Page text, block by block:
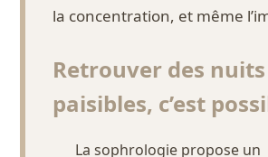
la concentration, et même
Retrouver des nuits
paisibles, c’est
La sophrologie propose un